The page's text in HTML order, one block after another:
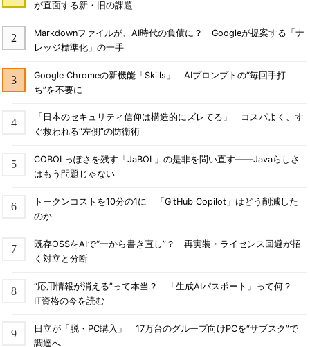
が直面する新・旧の課題
Markdownファイルが、AI時代の負債に？ Googleが提案する「ナ
レッジ標準化」の一手
Google Chromeの新機能「Skills」 AIプロンプトの“毎回手打
ち”を不要に
「日本のセキュリティ信仰は構造的にズレてる」 コスパよく、す
ぐ救われる“左側”の防衛術
COBOLっぽさを残す「JaBOL」の是非を問い直す――Javaらしさ
はもう問題じゃない
トークンコストを10分の1に 「GitHub Copilot」はどう削減した
のか
既存OSSをAIで“一から書き直し”？ 再実装・ライセンス回避が招
く対立と分断
“応用情報が消える”って本当？ 「生成AIパスポート」って何？
IT資格の今を読む
日立が「脱・PC購入」 17万台のグループ向けPCを“サブスク”で
調達へ